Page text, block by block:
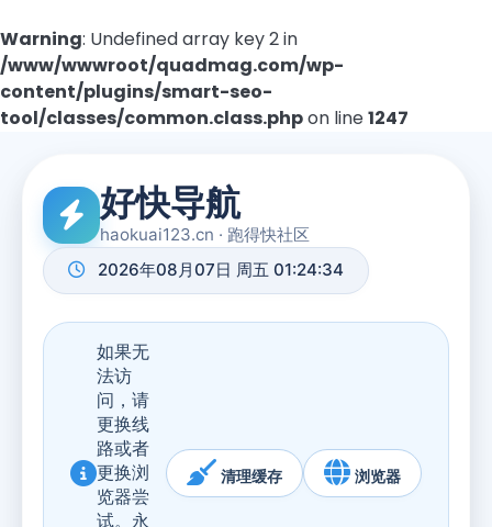
Warning: Undefined array key 2 in
/www/wwwroot/quadmag.com/wp-
content/plugins/smart-seo-
tool/classes/common.class.phpon line1247